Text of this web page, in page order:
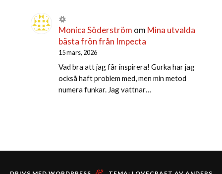
Monica Söderström om Mina utvalda
bästa frön från Impecta
15 mars, 2026
Vad bra att jag får inspirera! Gurka har jag
också haft problem med, men min metod
numera funkar. Jag vattnar…